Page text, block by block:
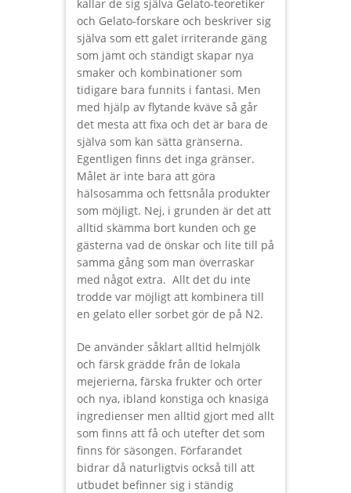
kallar de sig själva Gelato-teoretiker
och Gelato-forskare och beskriver sig
själva som ett galet irriterande gäng
som jämt och ständigt skapar nya
smaker och kombinationer som
tidigare bara funnits i fantasi. Men
med hjälp av flytande kväve så går
det mesta att fixa och det är bara de
själva som kan sätta gränserna.
Egentligen finns det inga gränser.
Målet är inte bara att göra
hälsosamma och fettsnåla produkter
som möjligt. Nej, i grunden är det att
alltid skämma bort kunden och ge
gästerna vad de önskar och lite till på
samma gång som man överraskar
med något extra. Allt det du inte
trodde var möjligt att kombinera till
en gelato eller sorbet gör de på N2.
De använder såklart alltid helmjölk
och färsk grädde från de lokala
mejerierna, färska frukter och örter
och nya, ibland konstiga och knasiga
ingredienser men alltid gjort med allt
som finns att få och utefter det som
finns för säsongen. Förfarandet
bidrar då naturligtvis också till att
utbudet befinner sig i ständig